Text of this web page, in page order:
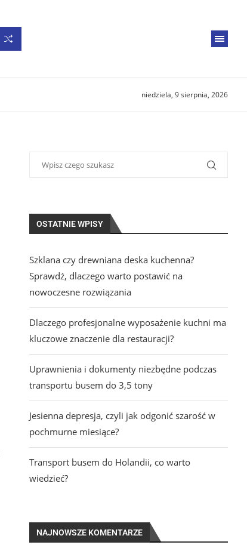
niedziela, 9 sierpnia, 2026
OSTATNIE WPISY
Szklana czy drewniana deska kuchenna?
Sprawdź, dlaczego warto postawić na
nowoczesne rozwiązania
Dlaczego profesjonalne wyposażenie kuchni ma
kluczowe znaczenie dla restauracji?
Uprawnienia i dokumenty niezbędne podczas
transportu busem do 3,5 tony
Jesienna depresja, czyli jak odgonić szarość w
pochmurne miesiące?
Transport busem do Holandii, co warto
wiedzieć?
NAJNOWSZE KOMENTARZE